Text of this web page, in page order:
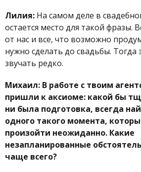
Лилия: На самом деле в
остается место для такой фразы.
от нас и все, что возможно
нужно сделать до свадьбы. Тогда
звучать редко.
Михаил: В работе с твоим
пришли к аксиоме: какой бы
ни была подготовка, всегда
одного такого момента,
произойти неожиданно. Какие
незапланированные
чаще всего?